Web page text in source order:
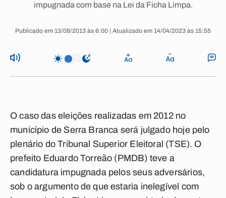
impugnada com base na Lei da Ficha Limpa.
Publicado em 13/08/2013 às 6:00 | Atualizado em 14/04/2023 às 15:55
O caso das eleições realizadas em 2012 no
município de Serra Branca será julgado hoje pelo
plenário do Tribunal Superior Eleitoral (TSE). O
prefeito Eduardo Torreão (PMDB) teve a
candidatura impugnada pelos seus adversários,
sob o argumento de que estaria inelegível com